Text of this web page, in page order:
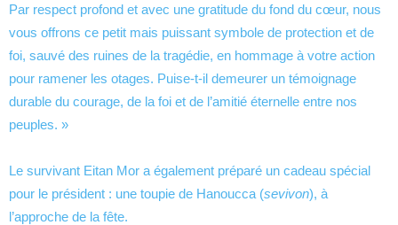
Par respect profond et avec une gratitude du fond du cœur, nous
vous offrons ce petit mais puissant symbole de protection et de
foi, sauvé des ruines de la tragédie, en hommage à votre action
pour ramener les otages. Puise-t-il demeurer un témoignage
durable du courage, de la foi et de l’amitié éternelle entre nos
peuples. »
Le survivant Eitan Mor a également préparé un cadeau spécial
pour le président : une toupie de Hanoucca (sevivon), à
l’approche de la fête.